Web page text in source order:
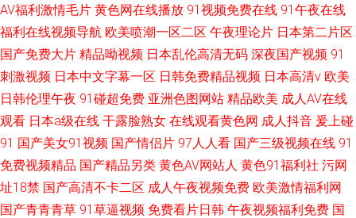
AV福利激情毛片 黄色网在线播放 91视频免费在线 91午夜在线
福利在线视频导航 欧美喷潮一区二区 午夜理论片 日本第二片区
国产免费大片 精品呦视频 日本乱伦高清无码 深夜国产视频 91
刺激视频 日本中文字幕一区 日韩免费精品视频 日本高清v 欧美
日韩伦理午夜 91碰超免费 亚洲色图网站 精品欧美 成人AV在线
观看 日本a级在线 干露脸熟女 在线观看黄色网 成人抖音 爰上碰
91 国产美女91视频 国产情侣片 97人人看 国产三级视频在线 91
免费视频精品 国产精品另类 黄色AV网站人 黄色91福利社 污网
址18禁 国产高清不卡二区 成人午夜视频免费 欧美激情福利网
国产青青青草 91草逼视频 免费看片日韩 午夜视频福利免费 国